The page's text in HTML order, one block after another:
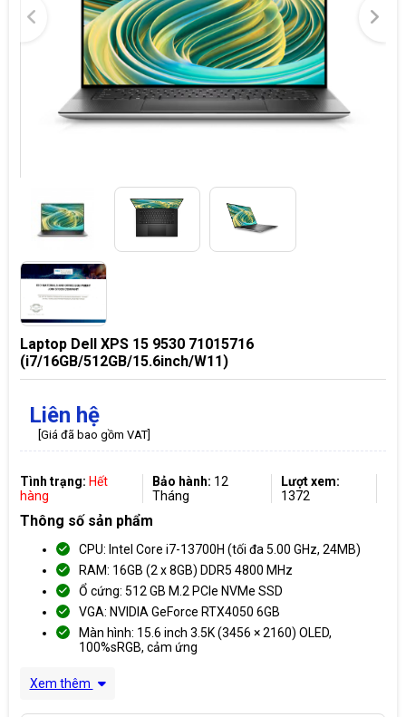
Laptop Dell XPS 15 9530 71015716
(i7/16GB/512GB/15.6inch/W11)
Liên hệ
[Giá đã bao gồm VAT]
Tình trạng: Hết
hàng
Bảo hành: 12
Tháng
Lượt xem:
1372
Thông số sản phẩm
CPU: Intel Core i7-13700H (tối đa 5.00 GHz, 24MB)
RAM: 16GB (2 x 8GB) DDR5 4800 MHz
Ổ cứng: 512 GB M.2 PCIe NVMe SSD
VGA: NVIDIA GeForce RTX4050 6GB
Màn hình: 15.6 inch 3.5K (3456 × 2160) OLED,
100%sRGB, cảm ứng
Xem thêm